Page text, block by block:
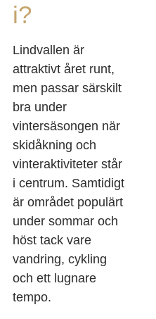
i?
Lindvallen är
attraktivt året runt,
men passar särskilt
bra under
vintersäsongen när
skidåkning och
vinteraktiviteter står
i centrum. Samtidigt
är området populärt
under sommar och
höst tack vare
vandring, cykling
och ett lugnare
tempo.